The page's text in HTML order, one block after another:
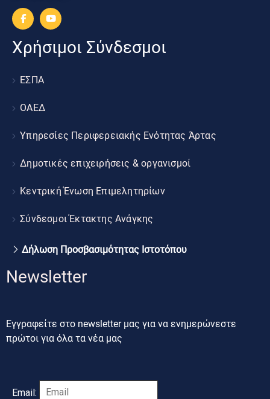
Χρήσιμοι Σύνδεσμοι
ΕΣΠΑ
ΟΑΕΔ
Υπηρεσίες Περιφερειακής Ενότητας Άρτας
Δημοτικές επιχειρήσεις & οργανισμοί
Κεντρική Ένωση Επιμελητηρίων
Σύνδεσμοι Έκτακτης Ανάγκης
Δήλωση Προσβασιμότητας Ιστοτόπου
Newsletter
Εγγραφείτε στο newsletter μας για να ενημερώνεστε
πρώτοι για όλα τα νέα μας
Email: